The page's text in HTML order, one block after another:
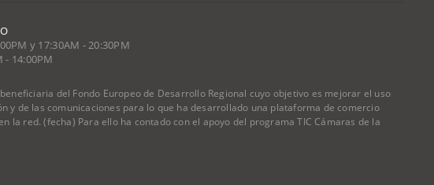
y 17:30AM - 20:30PM
- 14:00PM
beneficiaria del Fondo Europeo de Desarrollo Regional cuyo objetivo es mejorar el uso
y de las comunicaciones para lo que ha desarrollado una plataforma de comercio
la red. (fecha) Para ello ha contado con el apoyo del programa TIC Cámaras de la